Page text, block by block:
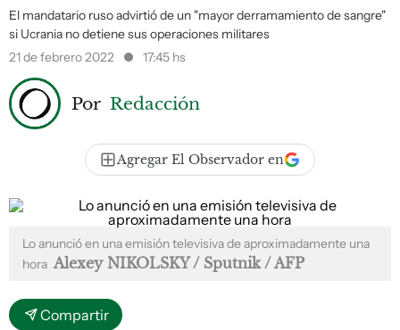
El mandatario ruso advirtió de un "mayor derramamiento de sangre"
si Ucrania no detiene sus operaciones militares
21 de febrero 2022
17:45 hs
Por Redacción
Agregar El Observador en
Lo anunció en una emisión televisiva de aproximadamente una
hora Alexey NIKOLSKY / Sputnik / AFP
Compartir